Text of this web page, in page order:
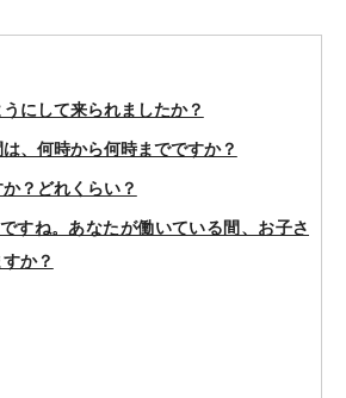
にして来られましたか？
、何時から何時までですか？
？どれくらい？
すね。あなたが働いている間、お子さ
か？